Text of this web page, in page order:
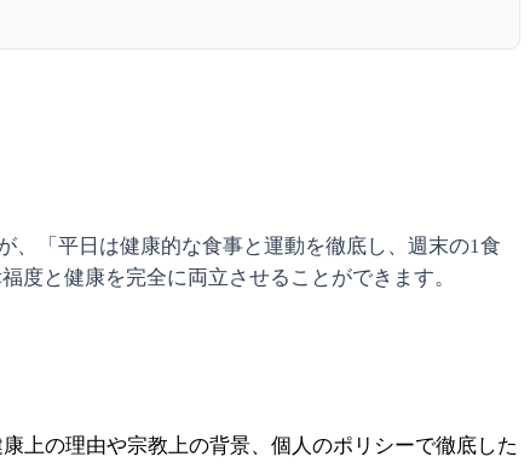
、「平日は健康的な食事と運動を徹底し、週末の1食
度と健康を完全に両立させることができます。
上の理由や宗教上の背景、個人のポリシーで徹底した